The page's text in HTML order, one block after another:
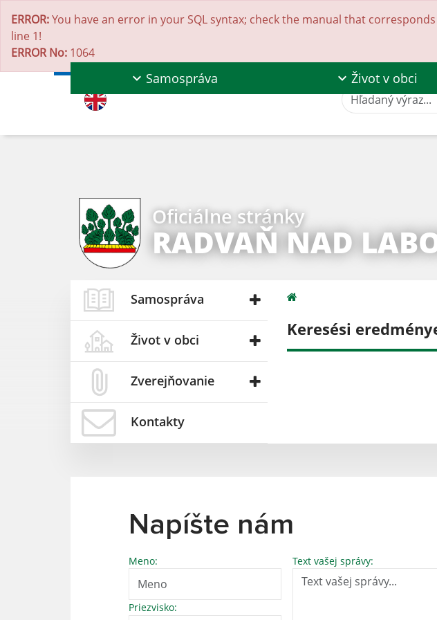
ERROR:You have an error in your SQL syntax; check the manual that
line 1!
ERROR No: 1064
Hľadaný výraz...
Samospráva Život v obci
Oficiálne stránky
RADVAŇ NAD
Samospráva
Život v obci
Zverejňovanie
Kontakty
Keresési
Napíšte nám
Meno:
Priezvisko:
Text vašej správy: